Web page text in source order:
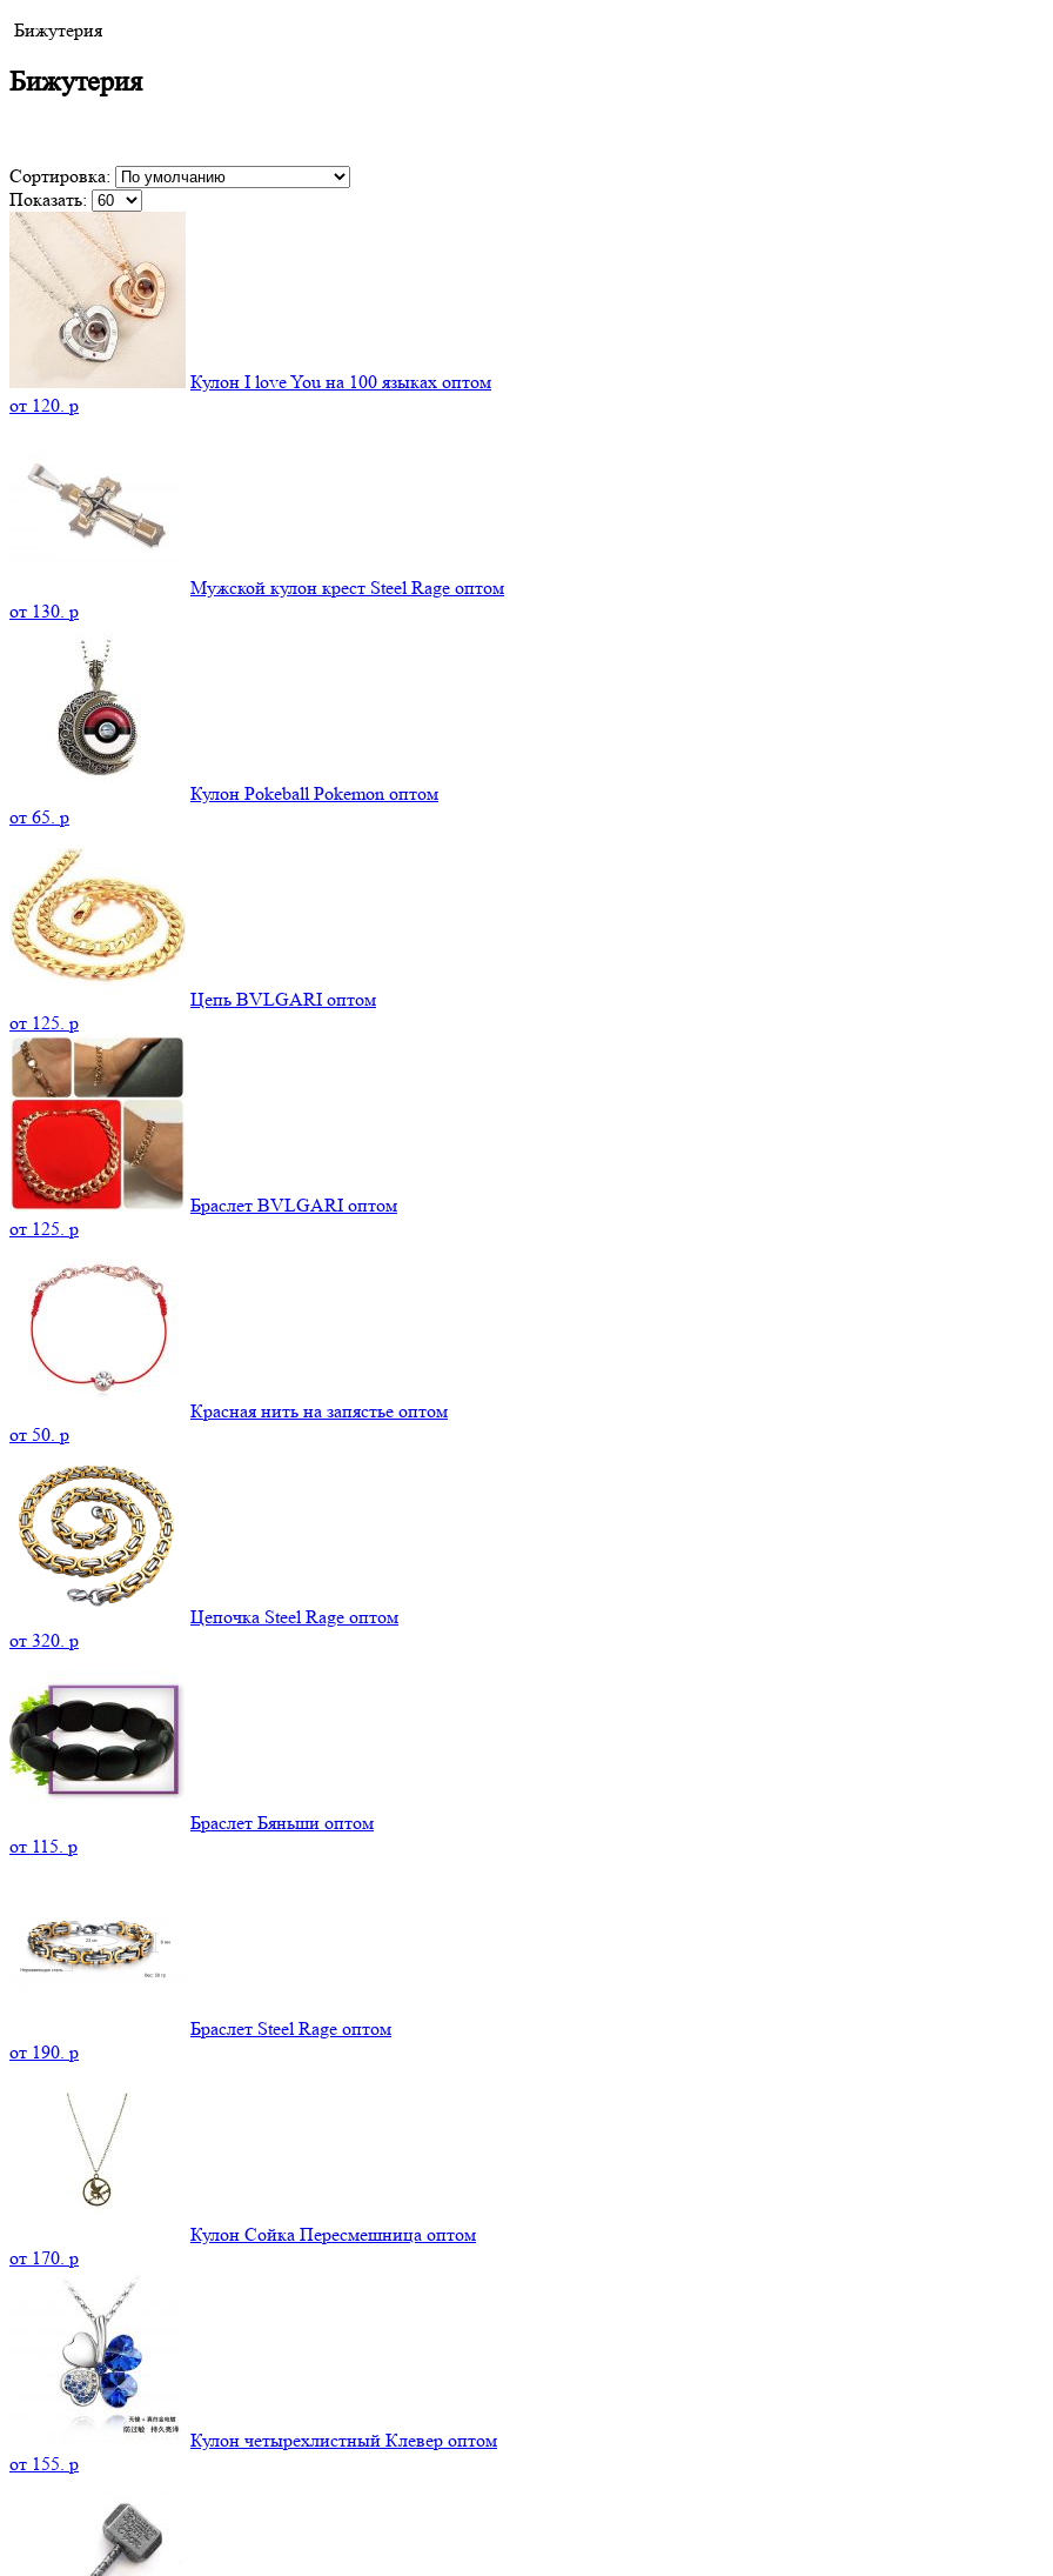
Бижутерия
Бижутерия
Сортировка:
Показать:
Кулон I love You на 100 языках оптом
от 120. p
Мужской кулон крест Steel Rage оптом
от 130. p
Кулон Pokeball Pokemon оптом
от 65. p
Цепь BVLGARI оптом
от 125. p
Браслет ВVLGАRI оптом
от 125. p
Красная нить на запястье оптом
от 50. p
Цепочка Steel Rage оптом
от 320. p
Браслет Бяньши оптом
от 115. p
Браслет Steel Rage оптом
от 190. p
Кулон Сойка Пересмешница оптом
от 170. p
Кулон четырехлистный Клевер оптом
от 155. p